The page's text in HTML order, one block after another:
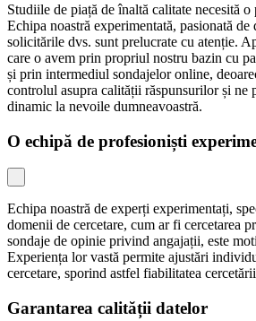
Studiile de piață de înaltă calitate necesită o
Echipa noastră experimentată, pasionată de
solicitările dvs. sunt prelucrate cu atenție.
care o avem prin propriul nostru bazin cu
și prin intermediul sondajelor online,
controlul asupra calității răspunsurilor și ne
dinamic la nevoile dumneavoastră.
O echipă de profesioniști
Echipa noastră de experți experimentați,
domenii de cercetare, cum ar fi cercetarea
sondaje de opinie privind angajații, este
Experiența lor vastă permite ajustări
cercetare, sporind astfel fiabilitatea
Garantarea calității datelor